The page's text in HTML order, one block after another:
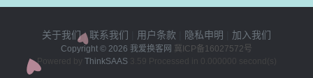
关于我们|联系我们 用户条款 隐私申明 加入我们
Copyright © 2026 我爱换客网 冀ICP备16027572号
Powered by ThinkSAAS3.59 Processed in 0.000000 second(s)